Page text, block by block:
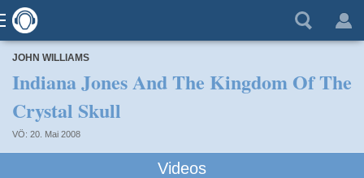
JOHN WILLIAMS
Indiana Jones And The Kingdom Of The
Crystal Skull
VÖ: 20. Mai 2008
Videos